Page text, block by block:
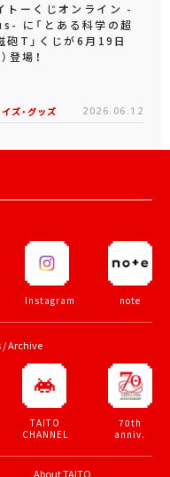
トーくじオンライン -
に「とある科学の超
砲T」くじが6月19日
登場！
ズ・グッズ 2026.06.12
Instagram note
Archive
TAITO
CHANNEL
70th
anniv.